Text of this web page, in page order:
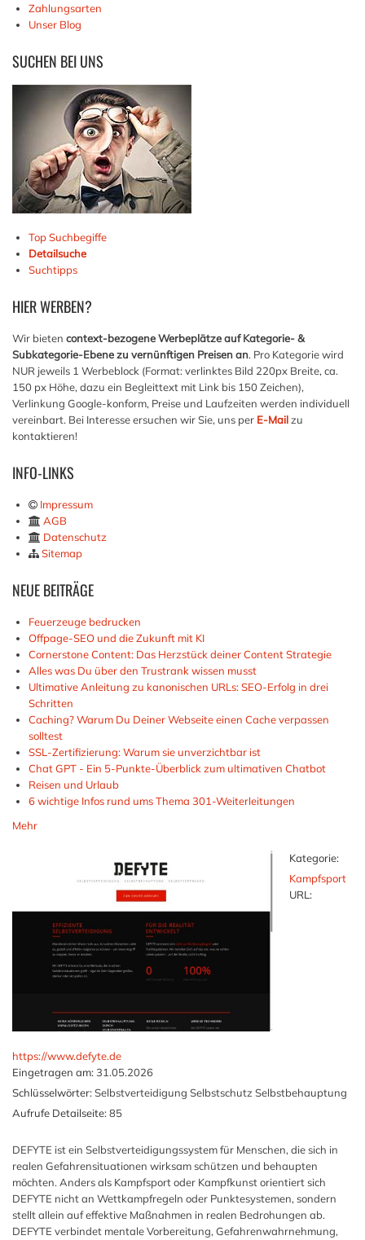
Zahlungsarten
Unser Blog
SUCHEN BEI UNS
Top Suchbegiffe
Detailsuche
Suchtipps
HIERWERBEN?
Wir bieten context-bezogene Werbeplätze auf Kategorie- &
Subkategorie-Ebene zu vernünftigen Preisen an. Pro Kategorie wird
NUR jeweils 1 Werbeblock (Format: verlinktes Bild 220px Breite, ca.
150 px Höhe, dazu ein Begleittext mit Link bis 150 Zeichen),
Verlinkung Google-konform, Preise und Laufzeiten werden individuell
vereinbart. Bei Interesse ersuchen wir Sie, uns per E-Mailzu
kontaktieren!
INFO-LINKS
Impressum
AGB
Datenschutz
Sitemap
NEUEBEITRÄGE
Feuerzeuge bedrucken
Offpage-SEO und die Zukunft mit KI
Cornerstone Content: Das Herzstück deiner Content Strategie
Alles was Du über den Trustrank wissen musst
Ultimative Anleitung zu kanonischen URLs: SEO-Erfolg in drei
Schritten
Caching? Warum Du Deiner Webseite einen Cache verpassen
solltest
SSL-Zertifizierung: Warum sie unverzichtbar ist
Chat GPT - Ein 5-Punkte-Überblick zum ultimativen Chatbot
Reisen und Urlaub
6 wichtige Infos rund ums Thema 301-Weiterleitungen
Mehr
Kategorie:
Kampfsport
URL:
https://www.defyte.de
Eingetragen am: 31.05.2026
Schlüsselwörter: Selbstverteidigung Selbstschutz Selbstbehauptung
Aufrufe Detailseite: 85
DEFYTE ist ein Selbstverteidigungssystem für Menschen, die sich in
realen Gefahrensituationen wirksam schützen und behaupten
möchten. Anders als Kampfsport oder Kampfkunst orientiert sich
DEFYTE nicht an Wettkampfregeln oder Punktesystemen, sondern
stellt allein auf effektive Maßnahmen in realen Bedrohungen ab.
DEFYTE verbindet mentale Vorbereitung, Gefahrenwahrnehmung,